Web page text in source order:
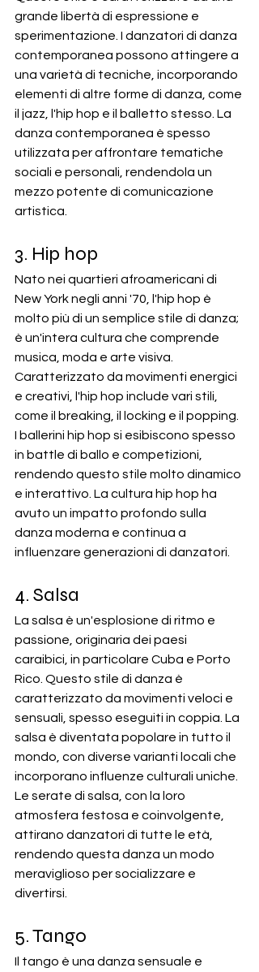
grande libertà di espressione e
sperimentazione. I danzatori di danza
contemporanea possono attingere a
una varietà di tecniche, incorporando
elementi di altre forme di danza, come
il jazz, l'hip hop e il balletto stesso. La
danza contemporanea è spesso
utilizzata per affrontare tematiche
sociali e personali, rendendola un
mezzo potente di comunicazione
artistica.
3. Hip hop
Nato nei quartieri afroamericani di
New York negli anni '70, l'hip hop è
molto più di un semplice stile di danza;
è un'intera cultura che comprende
musica, moda e arte visiva.
Caratterizzato da movimenti energici
e creativi, l'hip hop include vari stili,
come il breaking, il locking e il popping.
I ballerini hip hop si esibiscono spesso
in battle di ballo e competizioni,
rendendo questo stile molto dinamico
e interattivo. La cultura hip hop ha
avuto un impatto profondo sulla
danza moderna e continua a
influenzare generazioni di danzatori.
4. Salsa
La salsa è un'esplosione di ritmo e
passione, originaria dei paesi
caraibici, in particolare Cuba e Porto
Rico. Questo stile di danza è
caratterizzato da movimenti veloci e
sensuali, spesso eseguiti in coppia. La
salsa è diventata popolare in tutto il
mondo, con diverse varianti locali che
incorporano influenze culturali uniche.
Le serate di salsa, con la loro
atmosfera festosa e coinvolgente,
attirano danzatori di tutte le età,
rendendo questa danza un modo
meraviglioso per socializzare e
divertirsi.
5. Tango
Il tango è una danza sensuale e